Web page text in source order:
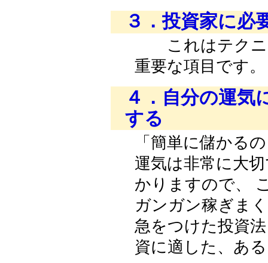
３．投資家に必
これはテクニ
重要な項目です
４．自分の運気
する
「簡単に儲かる
運気は非常に大
かりますので、 ご自分の運気を把握し、運気の良い時には
ガンガン稼ぎま
急をつけた投資
資に適した、あ